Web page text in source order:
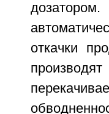
откачки